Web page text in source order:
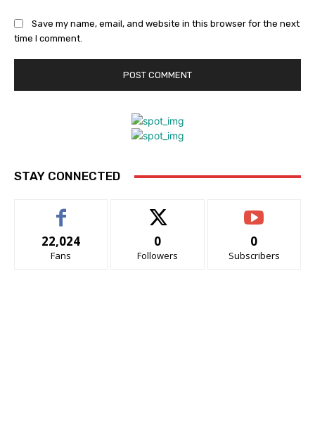
Save my name, email, and website in this browser for the next
time I comment.
STAY CONNECTED
22,024
Fans
0
Followers
0
Subscribers